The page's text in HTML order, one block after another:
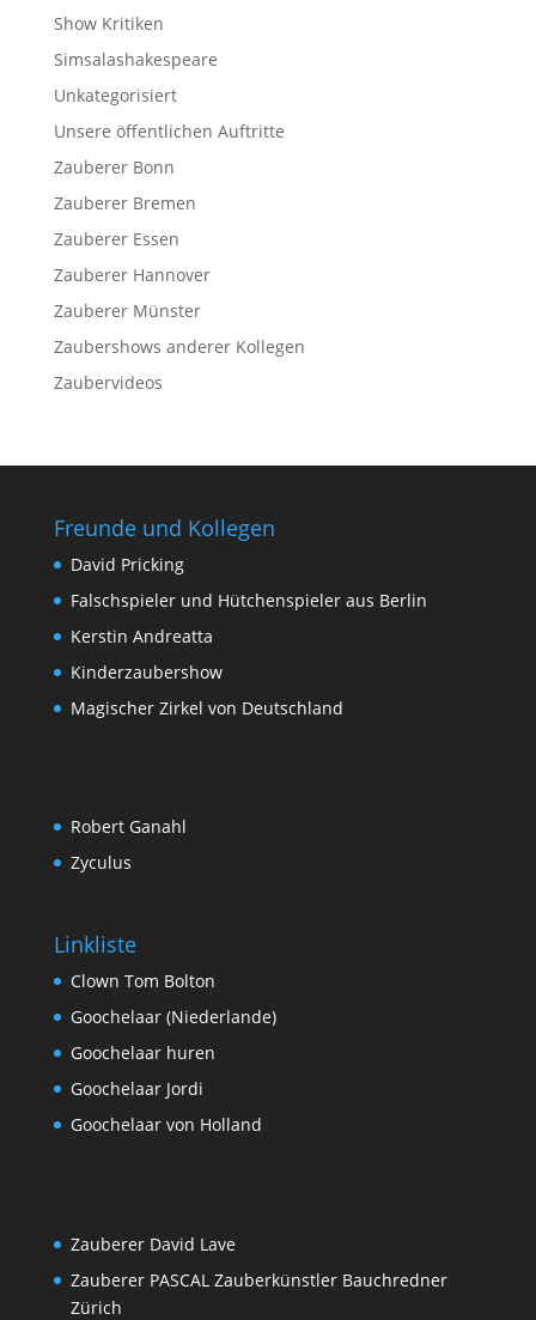
Show Kritiken
Simsalashakespeare
Unkategorisiert
Unsere öffentlichen Auftritte
Zauberer Bonn
Zauberer Bremen
Zauberer Essen
Zauberer Hannover
Zauberer Münster
Zaubershows anderer Kollegen
Zaubervideos
Freunde und Kollegen
David Pricking
Falschspieler und Hütchenspieler aus Berlin
Kerstin Andreatta
Kinderzaubershow
Magischer Zirkel von Deutschland
Robert Ganahl
Zyculus
Linkliste
Clown Tom Bolton
Goochelaar (Niederlande)
Goochelaar huren
Goochelaar Jordi
Goochelaar von Holland
Zauberer David Lave
Zauberer PASCAL Zauberkünstler Bauchredner
Zürich